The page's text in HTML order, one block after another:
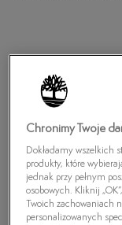
Chronimy Twoje
Dokładamy wszelkich
produkty, które
jednak przy pełnym
osobowych. Kliknij
Twoich zachowaniach
personalizowanych